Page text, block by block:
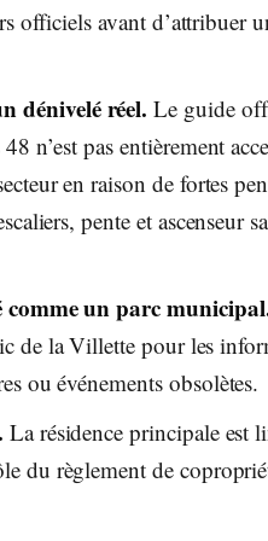
officiels avant d’attribuer
dénivelé réel. Le guide
n’est pas entièrement
en raison de fortes
pente et ascenseur
comme un parc
de la Villette pour les
ou événements obsolètes.
La résidence principale est
du règlement de